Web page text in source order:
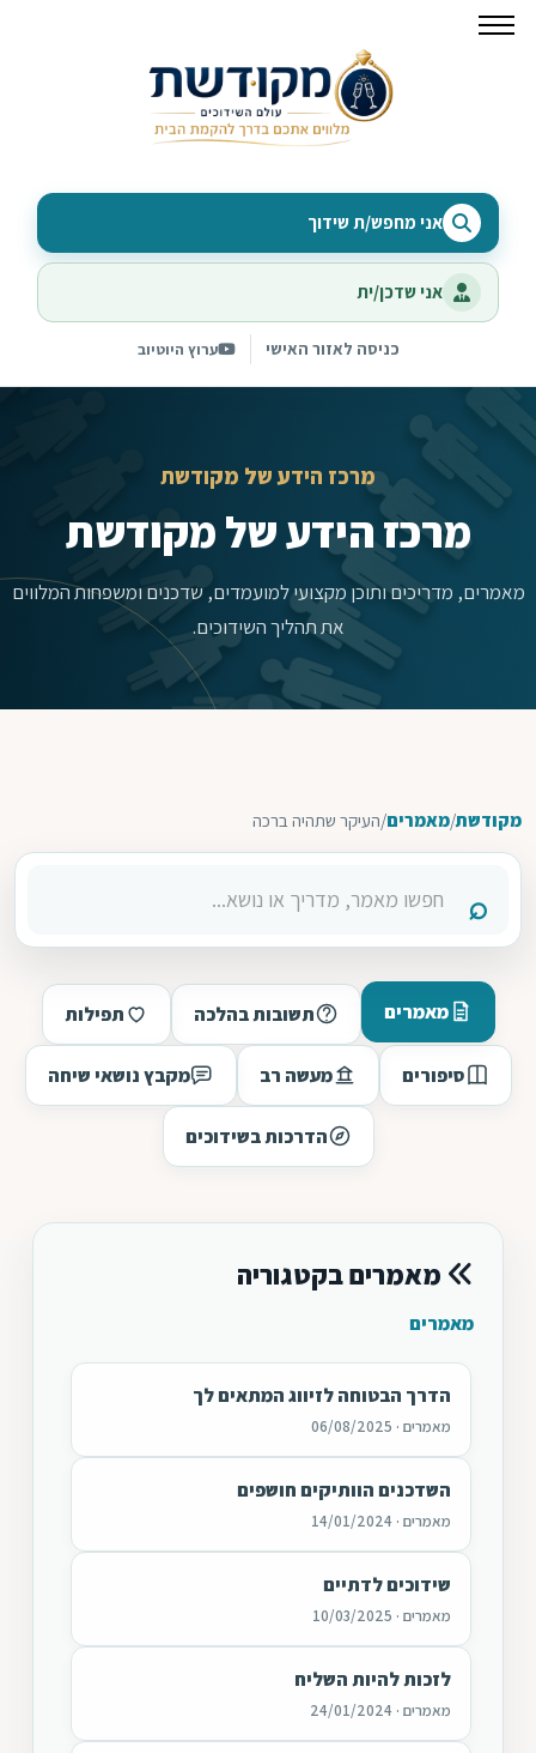
אני מחפש/ת שידוך
אני שדכן/ית
כניסה לאזור האישי ערוץ היוטיוב
מרכז הידע של מקודשת
מרכז הידע של מקודשת
מאמרים, מדריכים ותוכן מקצועי למועמדים, שדכנים ומשפחות המלווים
את תהליך השידוכים.
מקודשת/מאמרים/העיקר שתהיה ברכה
מאמרים תשובות בהלכה תפילות
סיפורים מעשה רב מקבץ נושאי שיחה
הדרכות בשידוכים
מאמרים בקטגוריה
מאמרים
הדרך הבטוחה לזיווג המתאים לך
מאמרים · 06/08/2025
השדכנים הוותיקים חושפים
מאמרים · 14/01/2024
שידוכים לדתיים
מאמרים · 10/03/2025
לזכות להיות השליח
מאמרים · 24/01/2024